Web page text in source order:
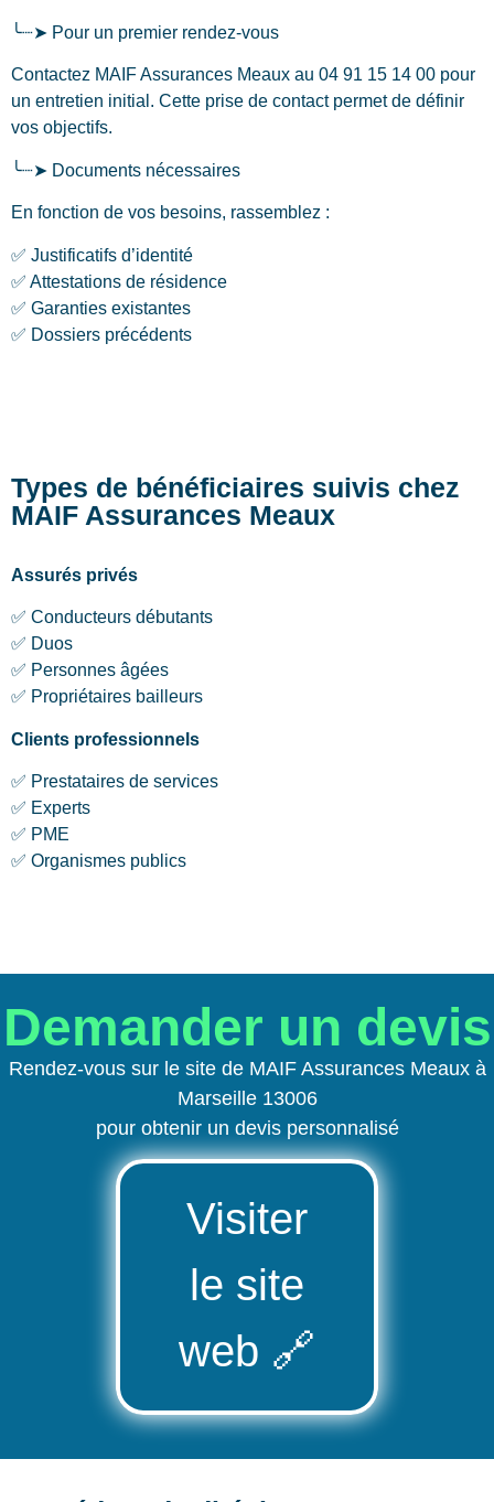
╰┈➤ Pour un premier rendez-vous
Contactez MAIF Assurances Meaux au 04 91 15 14 00 pour
un entretien initial. Cette prise de contact permet de définir
vos objectifs.
╰┈➤ Documents nécessaires
En fonction de vos besoins, rassemblez :
✅ Justificatifs d’identité
✅ Attestations de résidence
✅ Garanties existantes
✅ Dossiers précédents
Types de bénéficiaires suivis chez
MAIF Assurances Meaux
Assurés privés
✅ Conducteurs débutants
✅ Duos
✅ Personnes âgées
✅ Propriétaires bailleurs
Clients professionnels
✅ Prestataires de services
✅ Experts
✅ PME
✅ Organismes publics
Demander un devis
Rendez-vous sur le site de MAIF Assurances Meaux à
Marseille 13006
pour obtenir un devis personnalisé
Visiter
le site
web 🔗